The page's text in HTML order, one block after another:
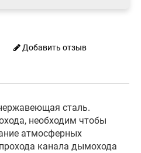
Добавить отзыв
сталь.
необходим чтобы
атмосферных
канала дымохода